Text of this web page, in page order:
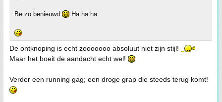
Be zo benieuwd Ha ha ha
De ontknoping is echt zooooooo absoluut niet zijn stijl!
Maar het boeit de aandacht echt wel!
Verder een running gag; een droge grap die steeds terug komt!